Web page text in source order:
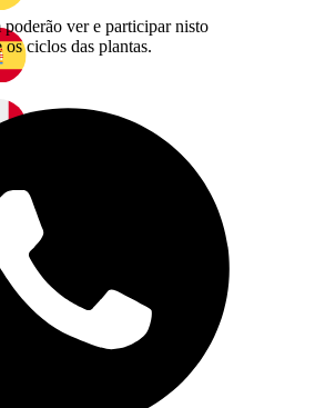
ver e participar nisto
os ciclos das plantas.